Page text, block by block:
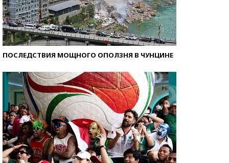
ПОСЛЕДСТВИЯ МОЩНОГО ОПОЛЗНЯ В ЧУНЦИНЕ